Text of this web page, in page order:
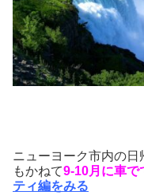
ニューヨーク市内の
もかねて9-10月に車で
ティ編をみる